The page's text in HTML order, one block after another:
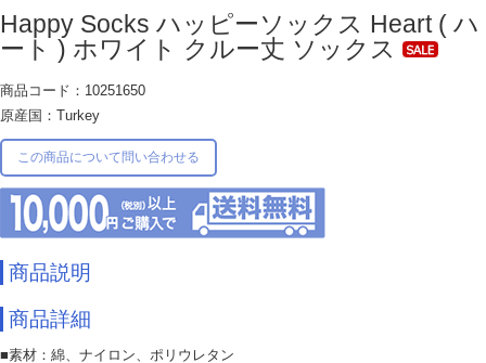
Happy Socks ハッピーソックス Heart ( ハ
ート ) ホワイト クルー丈 ソックス
商品コード：10251650
原産国：Turkey
この商品について問い合わせる
商品説明
商品詳細
■素材：綿、ナイロン、ポリウレタン